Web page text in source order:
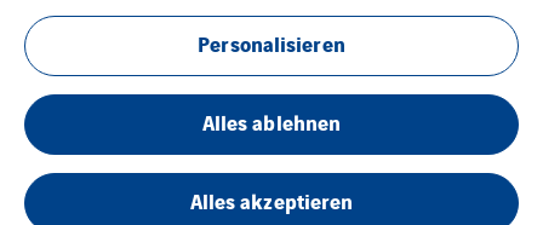
Sitemap
AGBs
Innenausbau A bis Z
Kontakt
Personalisieren
Alles ablehnen
Alles akzeptieren